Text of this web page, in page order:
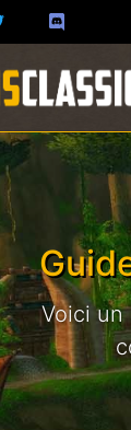
Voici un